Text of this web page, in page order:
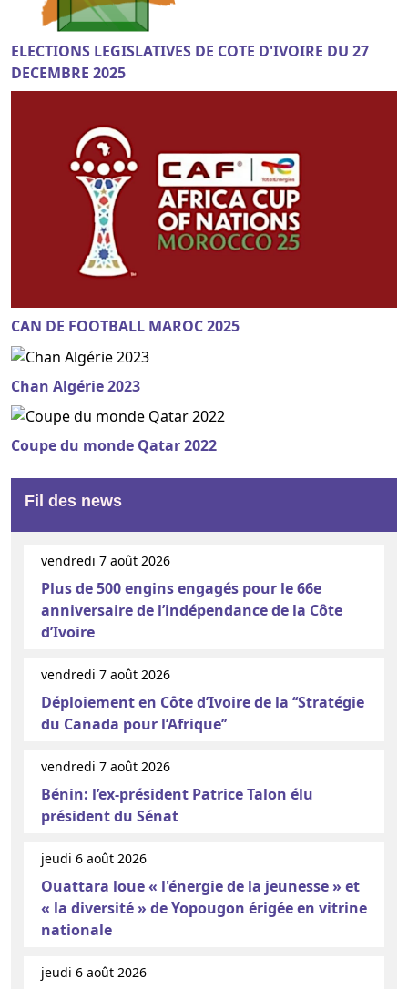
ELECTIONS LEGISLATIVES DE COTE D'IVOIRE DU 27
DECEMBRE 2025
CAN DE FOOTBALL MAROC 2025
Chan Algérie 2023
Coupe du monde Qatar 2022
Fil des news
vendredi 7 août 2026
Plus de 500 engins engagés pour le 66e
anniversaire de l’indépendance de la Côte
d’Ivoire
vendredi 7 août 2026
Déploiement en Côte d’Ivoire de la ‘‘Stratégie
du Canada pour l’Afrique’’
vendredi 7 août 2026
Bénin: l’ex-président Patrice Talon élu
président du Sénat
jeudi 6 août 2026
Ouattara loue « l'énergie de la jeunesse » et
« la diversité » de Yopougon érigée en vitrine
nationale
jeudi 6 août 2026